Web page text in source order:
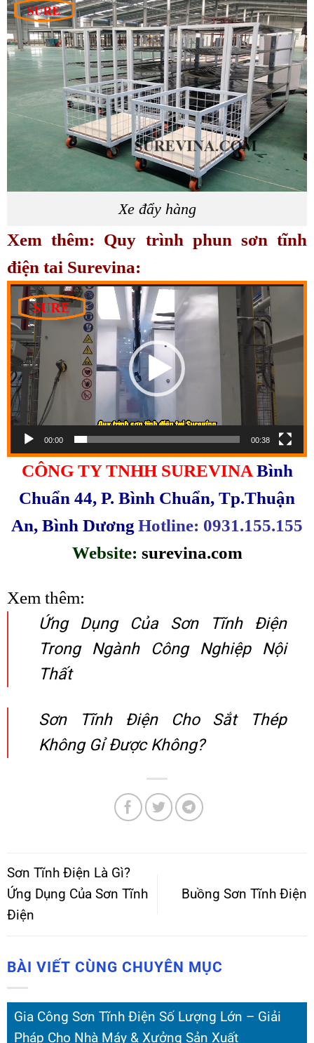
BÀI VIẾT CÙNG CHUYÊN MỤC
Gia Công Sơn Tĩnh Điện Số Lượng Lớn – Giải
Pháp Cho Nhà Máy & Xưởng Sản Xuất
Xe đẩy hàng
Xem thêm: Quy trình phun sơn tĩnh
điện tai Surevina:
Trình
chơi
Video
00:00 00:38
CÔNG TY TNHH SUREVINA Bình
Chuẩn 44, P. Bình Chuẩn, Tp.Thuận
An, Bình Dương Hotline: 0931.155.155
Website: surevina.com
Xem thêm:
Ứng Dụng Của Sơn Tĩnh Điện
Trong Ngành Công Nghiệp Nội
Thất
Sơn Tĩnh Điện Cho Sắt Thép
Không Gỉ Được Không?
Sơn Tĩnh Điện Là Gì?
Ứng Dụng Của Sơn Tĩnh
Điện
Buồng Sơn Tĩnh Điện